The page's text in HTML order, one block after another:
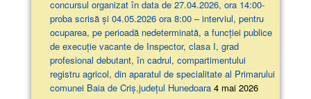
concursul organizat în data de 27.04.2026, ora 14:00-
proba scrisă şi 04.05.2026 ora 8:00 – interviul, pentru
ocuparea, pe perioadă nedeterminată, a funcției publice
de execuție vacante de Inspector, clasa I, grad
profesional debutant, în cadrul, compartimentului
registru agricol, din aparatul de specialitate al Primarului
comunei Baia de Criș,județul Hunedoara 4 mai 2026